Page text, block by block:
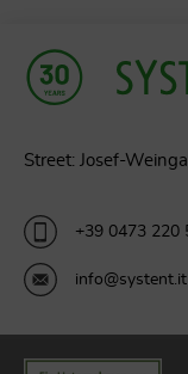
Street: Josef-
+39 0473 220
info@systent.it